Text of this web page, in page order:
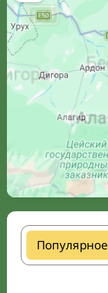
Популярное